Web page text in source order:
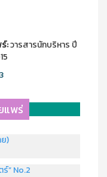
:วารสารนักบริหาร ปี
แพร่
)
” No.2